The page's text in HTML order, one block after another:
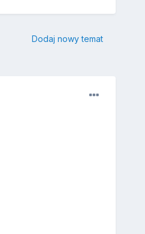
Dodaj nowy temat